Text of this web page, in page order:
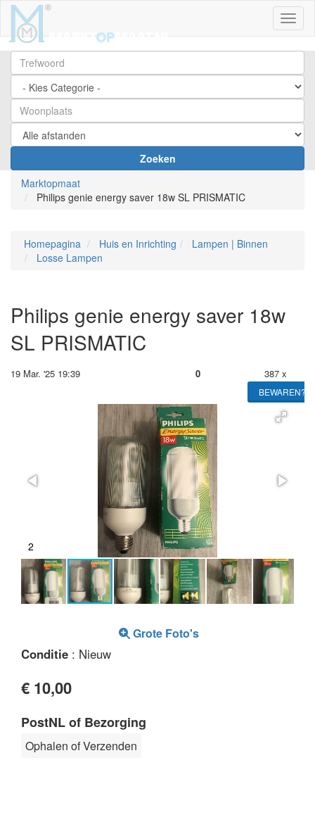
Zoeken
Marktopmaat
Philips genie energy saver 18w SL PRISMATIC
Homepagina Huis en Inrichting
Lampen | Binnen
Losse Lampen
Philips genie energy saver 18w
SL PRISMATIC
19 Mar. '25 19:39 0 387 x
BEWAREN?
2
Grote Foto's
Conditie : Nieuw
€ 10,00
PostNL of Bezorging
Ophalen of Verzenden